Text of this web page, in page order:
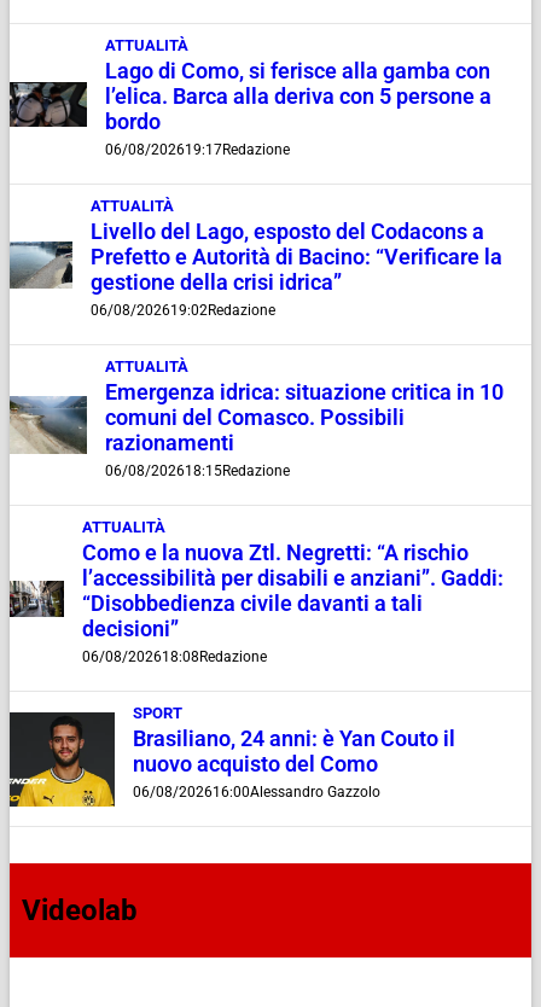
ATTUALITÀ
Lago di Como, si ferisce alla gamba con
l’elica. Barca alla deriva con 5 persone a
bordo
06/08/202619:17Redazione
ATTUALITÀ
Livello del Lago, esposto del Codacons a
Prefetto e Autorità di Bacino: “Verificare la
gestione della crisi idrica”
06/08/202619:02Redazione
ATTUALITÀ
Emergenza idrica: situazione critica in 10
comuni del Comasco. Possibili
razionamenti
06/08/202618:15Redazione
ATTUALITÀ
Como e la nuova Ztl. Negretti: “A rischio
l’accessibilità per disabili e anziani”. Gaddi:
“Disobbedienza civile davanti a tali
decisioni”
06/08/202618:08 Redazione
SPORT
Brasiliano, 24 anni: è Yan Couto il
nuovo acquisto del Como
06/08/202616:00Alessandro Gazzolo
Videolab